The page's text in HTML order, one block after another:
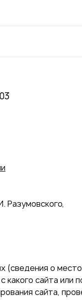
Разумовского,
(сведения о
какого сайта или
сайта,